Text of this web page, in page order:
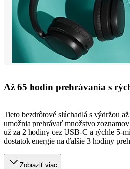
Až 65 hodín prehrávania s
Tieto bezdrôtové slúchadlá s výdržou
umožnia prehrávať množstvo
už za 2 hodiny cez USB-C a rýchle 5-
dostatok energie na ďalšie 3 hodiny
Zobraziť viac